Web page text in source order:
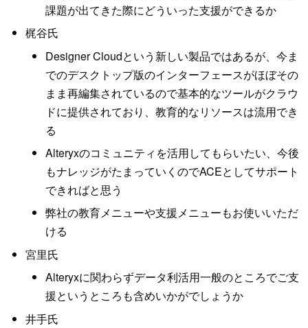
課題が出てきた際にどういった支援ができるか
梶谷氏
Designer Cloudという新しい製品ではあるが、今ま
でのデスクトップ版のインターフェースがほぼその
まま再編集されているので基本的なツールがクラウ
ドに提供されており、教育的なリソースは流用でき
る
Alteryxのコミュニティを活用してもらいたい、今後
もナレッジがたまっていくのでACEとしてサポート
できればと思う
弊社の教育メニューや支援メニューもお使いいただ
ける
宮里氏
Alteryxに関わらずデータ利活用一般のところでご支
援というところも含めいかがでしょうか
井手氏